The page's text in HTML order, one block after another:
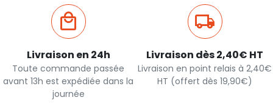
Livraison en 24h
Toute commande passée
avant 13h est expédiée dans la
journée
Livraison dès 2,40€ HT
Livraison en point relais à 2,40€
HT (offert dès 19,90€)